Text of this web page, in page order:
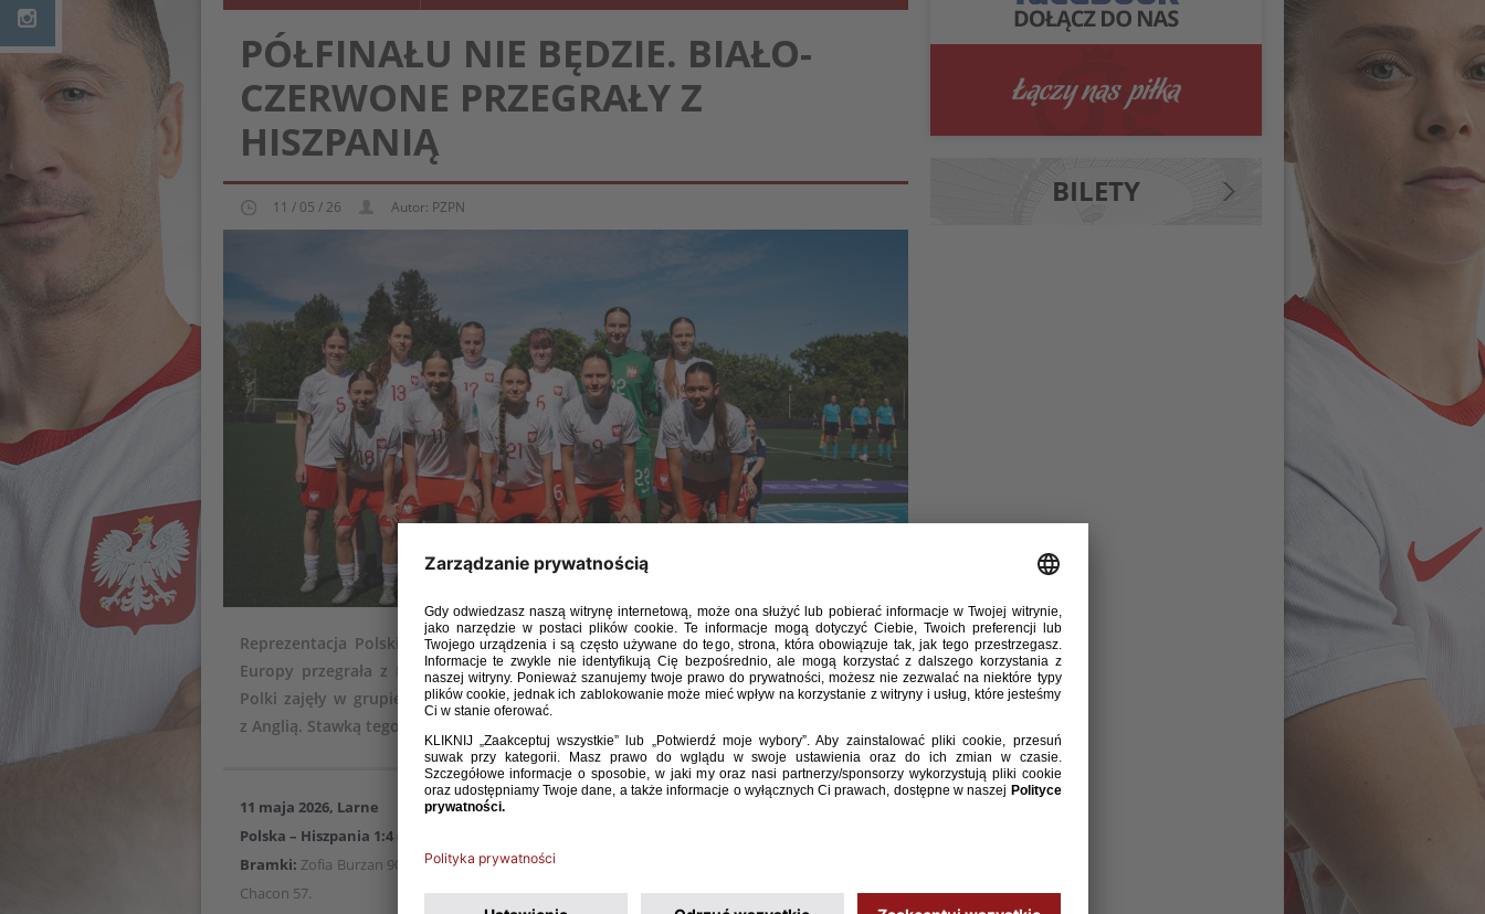
PÓŁFINAŁU NIE BĘDZIE. BIAŁO-
CZERWONE PRZEGRAŁY Z
HISZPANIĄ
11 / 05 / 26 Autor: PZPN
Reprezentacja Polski kobiet do lat 17 w trzecim meczu fazy grupowej mistrzostw
Europy przegrała z Hiszpanią 1:4 i straciła szanse na awans do półfinału turnieju.
Polki zajęły w grupie trzecie miejsce i w czwartek zagrają o piątą lokatę w turnieju
z Anglią. Stawką tego spotkania będzie awans do mistrzostw świata.
11 maja 2026, Larne
Polska – Hiszpania 1:4 (0:3)
Bramki: Zofia Burzan 90 – Carolina Ferrera 4, Maialen Valladares 24, Charlotta Ohlander 39, Carlota
Chacon 57.
BILETY